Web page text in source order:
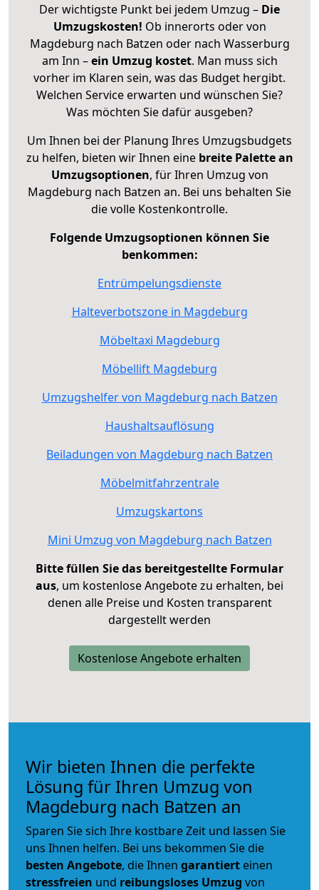
Der wichtigste Punkt bei jedem Umzug – Die
Umzugskosten! Ob innerorts oder von
Magdeburg nach Batzen oder nach Wasserburg
am Inn –ein Umzug kostet. Man muss sich
vorher im Klaren sein, was das Budget hergibt.
Welchen Service erwarten und wünschen Sie?
Was möchten Sie dafür ausgeben?
Um Ihnen bei der Planung Ihres Umzugsbudgets
zu helfen, bieten wir Ihnen eine breite Palette an
Umzugsoptionen, für Ihren Umzug von
Magdeburg nach Batzen an. Bei uns behalten Sie
die volle Kostenkontrolle.
Folgende Umzugsoptionen können Sie
benkommen:
Entrümpelungsdienste
Halteverbotszone in Magdeburg
Möbeltaxi Magdeburg
Möbellift Magdeburg
Umzugshelfer von Magdeburg nach Batzen
Haushaltsauflösung
Beiladungen von Magdeburg nach Batzen
Möbelmitfahrzentrale
Umzugskartons
Mini Umzug von Magdeburg nach Batzen
Bitte füllen Sie das bereitgestellte Formular
aus, um kostenlose Angebote zu erhalten, bei
denen alle Preise und Kosten transparent
dargestellt werden
Kostenlose Angebote erhalten
Wir bieten Ihnen die perfekte
Lösung für Ihren Umzug von
Magdeburg nach Batzen an
Sparen Sie sich Ihre kostbare Zeit und lassen Sie
uns Ihnen helfen. Bei uns bekommen Sie die
besten Angebote, die Ihnen garantiert einen
stressfreien und reibungsloses Umzug von